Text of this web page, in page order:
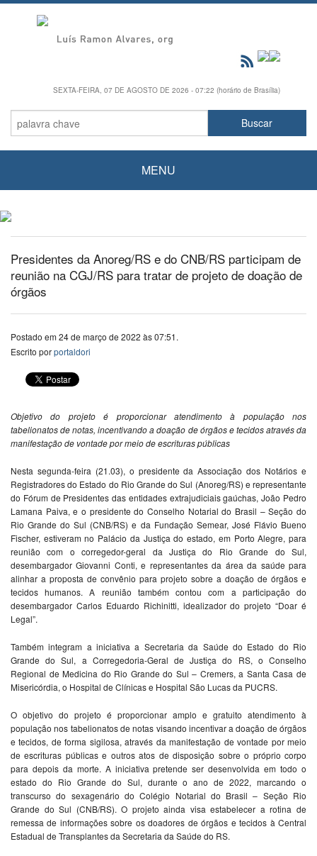
SEXTA-FEIRA, 07 DE AGOSTO DE 2026 - 07:22 (horário de Brasília)
MENU
Presidentes da Anoreg/RS e do CNB/RS participam de
reunião na CGJ/RS para tratar de projeto de doação de
órgãos
Postado em 24 de março de 2022 às 07:51.
Escrito porportaldori
Objetivo do projeto é proporcionar atendimento à população nos
tabelionatos de notas, incentivando a doação de órgãos e tecidos através da
manifestação de vontade por meio de escrituras públicas
Nesta segunda-feira (21.03), o presidente da Associação dos Notários e
Registradores do Estado do Rio Grande do Sul (Anoreg/RS) e representante
do Fórum de Presidentes das entidades extrajudiciais gaúchas, João Pedro
Lamana Paiva, e o presidente do Conselho Notarial do Brasil – Seção do
Rio Grande do Sul (CNB/RS) e da Fundação Semear, José Flávio Bueno
Fischer, estiveram no Palácio da Justiça do estado, em Porto Alegre, para
reunião com o corregedor-geral da Justiça do Rio Grande do Sul,
desembargador Giovanni Conti, e representantes da área da saúde para
alinhar a proposta de convênio para projeto sobre a doação de órgãos e
tecidos humanos. A reunião também contou com a participação do
desembargador Carlos Eduardo Richinitti, idealizador do projeto “Doar é
Legal”.
Também integram a iniciativa a Secretaria da Saúde do Estado do Rio
Grande do Sul, a Corregedoria-Geral de Justiça do RS, o Conselho
Regional de Medicina do Rio Grande do Sul – Cremers, a Santa Casa de
Misericórdia, o Hospital de Clínicas e Hospital São Lucas da PUCRS.
O objetivo do projeto é proporcionar amplo e gratuito atendimento à
população nos tabelionatos de notas visando incentivar a doação de órgãos
e tecidos, de forma sigilosa, através da manifestação de vontade por meio
de escrituras públicas e outros atos de disposição sobre o próprio corpo
para depois da morte. A iniciativa pretende ser desenvolvida em todo o
estado do Rio Grande do Sul, durante o ano de 2022, marcando o
transcurso do sexagenário do Colégio Notarial do Brasil – Seção Rio
Grande do Sul (CNB/RS). O projeto ainda visa estabelecer a rotina de
remessa de informações sobre os doadores de órgãos e tecidos à Central
Estadual de Transplantes da Secretaria da Saúde do RS.